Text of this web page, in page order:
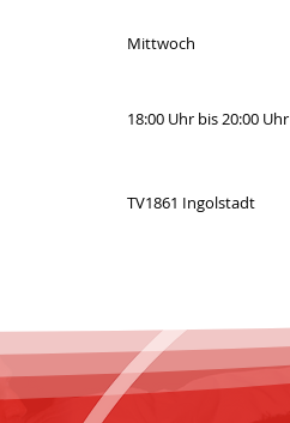
Mittwoch
18:00 Uhr bis 20:00 Uhr
TV1861 Ingolstadt